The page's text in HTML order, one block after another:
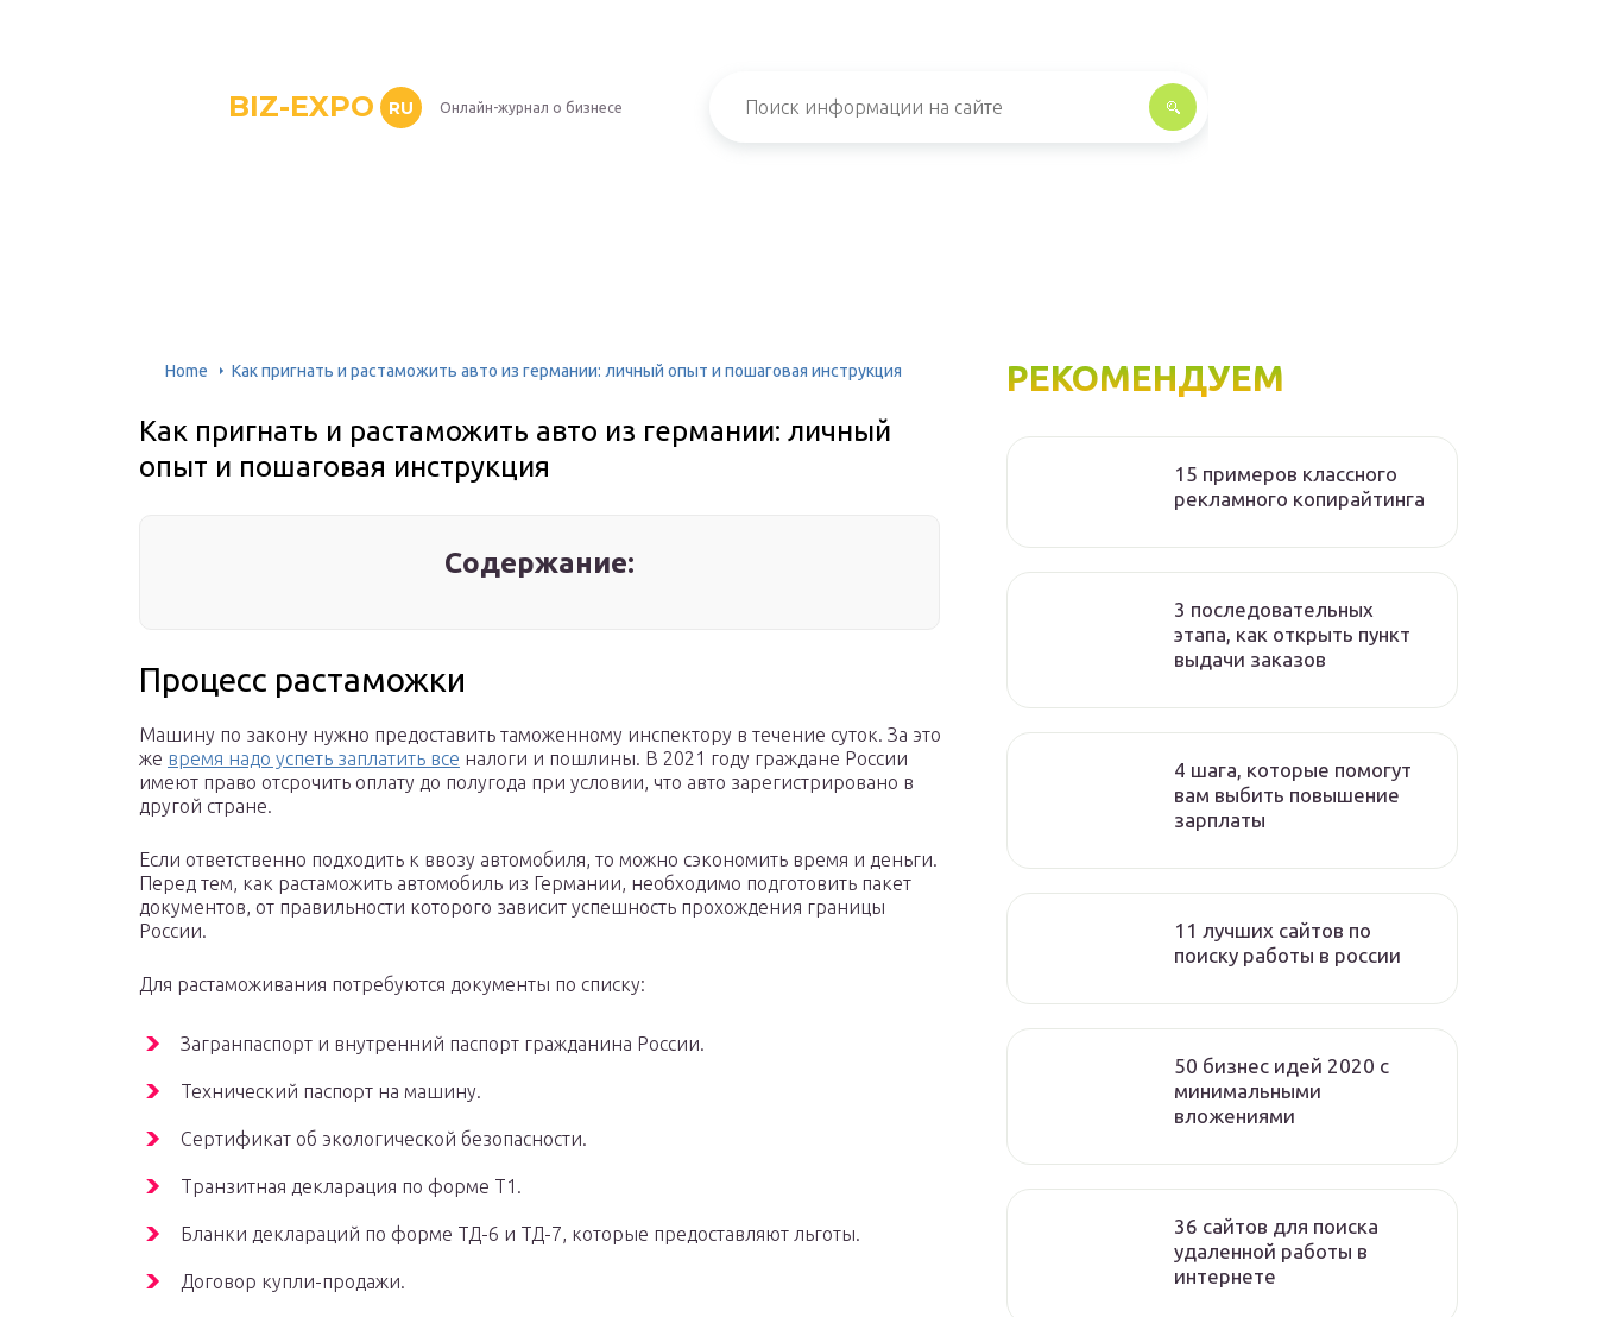
BIZ-EXPO RU Онлайн-журнал о бизнесе
Home Как пригнать и растаможить авто из германии: личный опыт и пошаговая инструкция
Как пригнать и растаможить авто из германии: личный
опыт и пошаговая инструкция
Содержание:
Процесс растаможки
Машину по закону нужно предоставить таможенному инспектору в течение суток. За это
же время надо успеть заплатить все налоги и пошлины. В 2021 году граждане России
имеют право отсрочить оплату до полугода при условии, что авто зарегистрировано в
другой стране.
Если ответственно подходить к ввозу автомобиля, то можно сэкономить время и деньги.
Перед тем, как растаможить автомобиль из Германии, необходимо подготовить пакет
документов, от правильности которого зависит успешность прохождения границы
России.
Для растаможивания потребуются документы по списку:
Загранпаспорт и внутренний паспорт гражданина России.
Технический паспорт на машину.
Сертификат об экологической безопасности.
Транзитная декларация по форме Т1.
Бланки деклараций по форме ТД-6 и ТД-7, которые предоставляют льготы.
Договор купли-продажи.
РЕКОМЕНДУЕМ
15 примеров классного
рекламного копирайтинга
3 последовательных
этапа, как открыть пункт
выдачи заказов
4 шага, которые помогут
вам выбить повышение
зарплаты
11 лучших сайтов по
поиску работы в россии
50 бизнес идей 2020 с
минимальными
вложениями
36 сайтов для поиска
удаленной работы в
интернете